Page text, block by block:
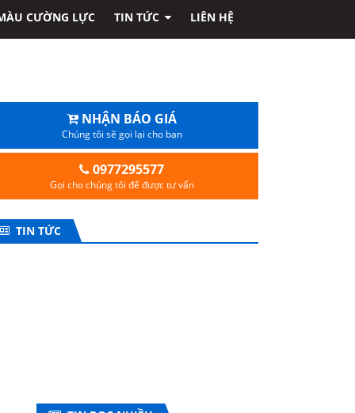
CƯỜNG LỰC TIN TỨC LIÊN HỆ
NHẬN BÁO GIÁ
Chúng tôi sẽ gọi lại cho bạn
0977295577
Gọi cho chúng tôi để được tư vấn
TIN TỨC